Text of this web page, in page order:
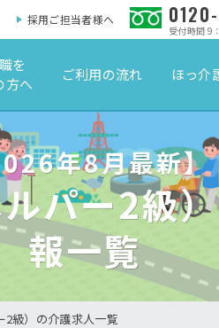
採用ご担当者様へ 0120-
受付時間 9
を
方へ
ご利用の流れ ほっ介
年8月最新】
パー2級
報一覧
2級）の介護求人一覧